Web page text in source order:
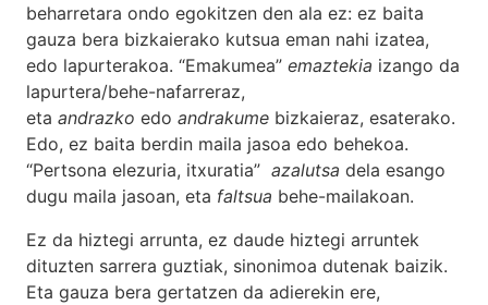
beharretara ondo egokitzen den ala ez: ez baita
gauza bera bizkaierako kutsua eman nahi izatea,
edo lapurterakoa. “Emakumea” emaztekia izango da
lapurtera/behe-nafarreraz,
eta andrazko edo andrakume bizkaieraz, esaterako.
Edo, ez baita berdin maila jasoa edo behekoa.
“Pertsona elezuria, itxuratia” azalutsa dela esango
dugu maila jasoan, eta faltsua behe-mailakoan.
Ez da hiztegi arrunta, ez daude hiztegi arruntek
dituzten sarrera guztiak, sinonimoa dutenak baizik.
Eta gauza bera gertatzen da adierekin ere,